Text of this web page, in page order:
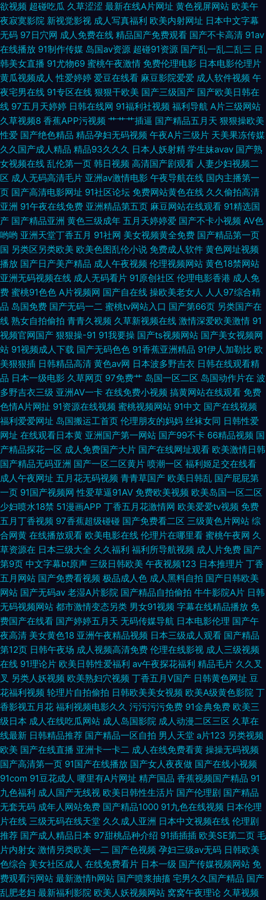
丝袜白浆 男女互操高清无码 91色主站 精品天天爽天天干 3级片av片网 日本
激情四射 欧美亚洲日韩激情 成人视频香蕉 大香蕉午夜福利 青青草av免费网
丁香五月天综合网 成人观看网页视频 91在线观看高清 97总资源站 五月花av
网址 91大香焦Cn 日本AⅤ在线观看 韩国AV不卡 海角综合福利导航 91传媒在
线 久久国产 三级片自慰 变态另类在线 九一色秀直播 囯产精品久久 人人摸人
人操人人 黄色电影小视频 亚洲色图成人套图 变态AV导航网 久久五月亭 欧美
TV少妇 精品国产玖玖影院 日韩三级第一页 国产传媒日韩一区 九九精品九九
欧美成不卡网 久热这里只有 香蕉视频污版下裁 色色97 伊人成人自拍 欧美牛
B叉电影
欲视频 超碰吃瓜 久草涩涩 最新在线A片网址 黄色视屏网站 欧美午
夜寂寞影院 新视觉影视 成人写真福利 欧美内射网址 日本中文字幕
无码 97日穴网 成人免费在线 精品国产免费观看 国产不卡高清 91av
在线播放 91制作传媒 岛国av资源 超碰91资源 国产乱一乱二乱三 日
韩美女直播 91尤物69 蜜桃午夜激情 免费伦理电影 日本电影伦理片
黄瓜视频成人 性爱婷婷 爱豆在线看 麻豆影院爱爱 成人软件视频 午
夜宅男在线 91专区在线 狠狠干欧美 国产三级国产 国产欧美日韩在
线 97五月天婷婷 日韩在线网 91福利社视频 福利导航 A片三级网站
久草视频8 香蕉APP污视频 艹艹艹插逼 国产精品五月天 狠狠操欧美
性爱 国产绝色精品 精品孕妇无码视频 午夜A片三级片 天美果冻传媒
久久国产成人精品 精品93久久久 日本人妖射精 学生妹avav 国产熟
女视频在线 乱伦第一页 韩日视频 高清国产剧观看 人妻少妇视频二
区 成人无码高清毛片 亚洲av激情电影 午夜导航在线 国内主播第一
页 国产高清电影网址 91社区论坛 免费网站黄色在线 久久偷拍高清
亚洲 91午夜在线免费 亚洲精品第五页 麻豆网站在线观看 91精选国
产 国产精品亚洲 黄色三级成年 五月天婷婷爱 国产不卡小视频 AV色
哟哟 亚洲天堂丁香五月 91社网 美女视频黄全免费 国产精品第一页
国 另类区另类欧美 欧美色图乱伦小说 免费成人软件 黄色网址视频
播放 国产日产美产精品 成人午夜视频 伦理视频网站 黄色18禁网站
亚洲无码视频在线 成人无码看片 91原创社区 伦理电影香港 成人免
费 蜜桃91色色 A片视频网 国产自在线 操欧美老女人 人人97综合精
品 岛国免费 国产无码一二 蜜桃tv网站入口 国产第66页 另类国产在
线 熟女自拍偷拍 青青久视频 久草新视频在线 激情深爱欧美激情 91
视频官网国产 狠狠操-91 91我要操 国产ts视频网站 国产美女视频网
站 91视频成人下载 国产无码色色 91香蕉亚洲精品 91伊人加勒比 欧
美狠狠插 日韩精品高清 黄色av网 日本波多野吉衣 日韩在线观看精
品 日本一级电影 久草网页 97免费艹 岛国一区二区 岛国动作片在 波
多野吉衣三级 亚洲AV一卡 在线免费小视频 搞黄网站在线观看 免费
色情A片网扯 91资源在线视频 蜜桃视频网站 91中文 国产在线视频
福利爱爱网址 岛国搬运工首页 伦理朋友的妈妈 丝袜女同 日韩性爱
网址 在线观看日本黄 亚洲国产第一网站 国产99不卡 66精品视频 国
产精品探花一区 成人免费国产大片 国产在线网址观看 欧美激情日韩
国产精品无码亚洲 国产一区二区黄片 喷潮一区 福利姬足交在线看
成人午夜网址 五月花无码视频 青青草国产 欧美日韩乱 国产屁屁第
一页 91国产视频网 性爱草逼91AV 免费欧美视频 欧美岛国一区二区
少妇喷水18禁 51漫画APP 丁香五月花激情网 欧美爱爱tv视频 免费
五月丁香视频 97香蕉超级碰碰 国产免费看二区 三级黄色片网站 综
合网黄 在线播放观看 欧美电影在线 伦理片在哪里看 蜜桃午夜网 久
草资源在 日本三级大全 久久福利 福利所导航视频 成人片免费 国产
第9页 中文字幕bt原声 三级日韩欧美 午夜视频123 日本推理片 丁香
五月网站 国产免费看视频 极品成人色 成人黑料自拍 国产日韩欧美
网站 国产无码av 老湿A片影院 国产精品自拍偷拍 牛牛影院A片 日韩
无码视频网站 都市激情变态另类 男女91视频 字幕在线精品播放 免
费国产在线看 国产婷婷五月天 无码传媒导航 日本电影伦理 国产午
夜高清 美女黄色18 亚洲午夜精品视频 日本三级成人观看 国产精品
第12页 日韩午夜场 成人视频高清免费 伦理在线影视 成人三级视频
在线 91理论片 欧美日韩性爱福利 av午夜探花福利 精品毛片 久久叉
叉 另类人妖视频 欧美熟妇穴视频 丁香五月V国产 日韩黄色网址 豆
花福利视频 轮理片自拍偷拍 日韩欧美美女视频 欧美A级黄色影院 丁
香影视五月花 福利视频电影久久 污污污污免费 91金典免费 欧美三
级日本 成人在线吃瓜网站 成人岛国影院 成人动漫二区三区 久草在
线最新 日韩精品推荐 国产精品一区自拍 男人天堂 a片123 另类视频
欧美 国产在线直播 亚洲卡一卡二 成人在线免费看黄 操操无码视频
国产高清第一页 91国产在线播放 国产女人夜夜做 国产在线小视频
91com 91豆花成人 哪里有A片网址 精产国品 香蕉视频国产精品 91
九色福利 成人国产无线视 欧美日韩性生活片 国产伦理剧 国产精品
无套无码 成年人网站免费 国产精品1000 91九色在线视频 日本伦理
片在线 三级无码在线天堂 久久成人亚洲 日本中文视频在线 伦理剧
推荐 国产成人精品日本 97甜桃品种介绍 91插插插 欧美SE第二页 毛
片内射女 激情另类欧美一二 国产色视频 孕妇三级av无码 日韩欧美
色综合 美女社区成人 在线免费看片 日本一级 国产传媒视频网站 免
费观看污网站 最新激情h网站 国产喷浆抽搐 宅男久久国产精品 国产
乱肥老妇 最新福利影院 欧美人妖视频网站 窝窝午夜理论 久草视频